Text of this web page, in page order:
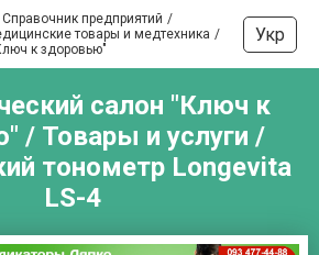
Справочник предприятий
товары и медтехника
к здоровью"
Укр
салон "Ключ к
/ Товары и услуги /
тонометр Longevita
LS-4